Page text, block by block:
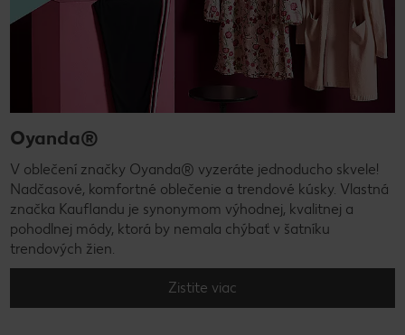
Oyanda®
V oblečení značky Oyanda® vyzeráte jednoducho skvele!
Nadčasové, komfortné oblečenie a trendové kúsky. Vlastná
značka Kauflandu je synonymom výhodnej, kvalitnej a
pohodlnej módy, ktorá by nemala chýbať v šatníku
trendových žien.
Zistite viac